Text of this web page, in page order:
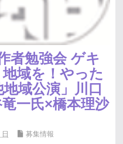
者勉強会 ゲキ
域を！やった
域公演」川口
一氏×橋本理沙
募集情報